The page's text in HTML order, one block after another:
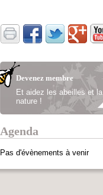
Devenez membre
Et aidez les abeilles et la
nature !
Agenda
Pas d'évènements à venir